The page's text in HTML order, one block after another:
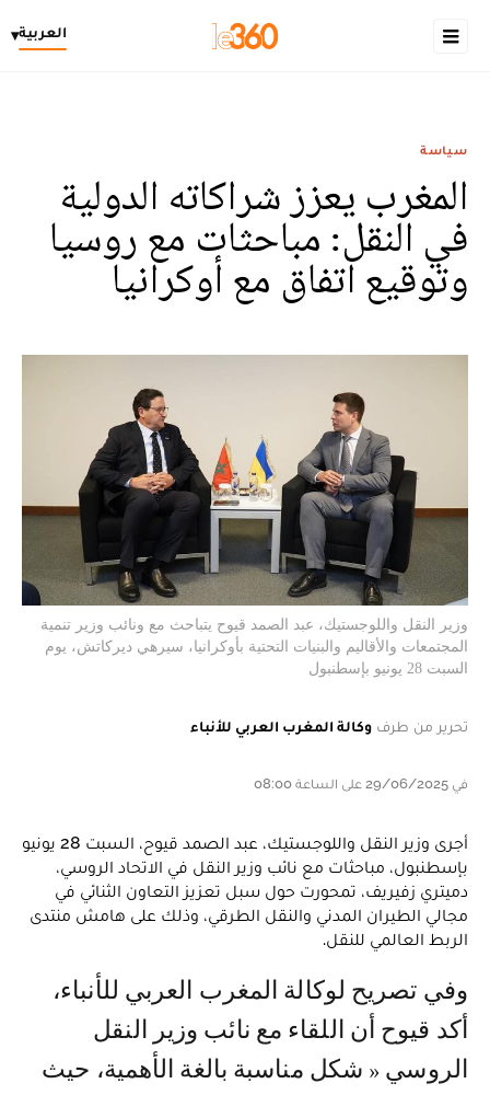
العربية▾
سياسة
المغرب يعزز شراكاته الدولية
في النقل: مباحثات مع روسيا
وتوقيع اتفاق مع أوكرانيا
وزير النقل واللوجستيك، عبد الصمد قيوح يتباحث مع ونائب وزير تنمية
المجتمعات والأقاليم والبنيات التحتية بأوكرانيا، سيرهي ديركاتش، يوم
السبت 28 يونيو بإسطنبول
تحرير من طرف وكالة المغرب العربي للأنباء
في 29/06/2025 على الساعة 08:00
أجرى وزير النقل واللوجستيك، عبد الصمد قيوح، السبت 28 يونيو
بإسطنبول، مباحثات مع نائب وزير النقل في الاتحاد الروسي،
دميتري زفيريف، تمحورت حول سبل تعزيز التعاون الثنائي في
مجالي الطيران المدني والنقل الطرقي، وذلك على هامش منتدى
الربط العالمي للنقل.
وفي تصريح لوكالة المغرب العربي للأنباء،
أكد قيوح أن اللقاء مع نائب وزير النقل
الروسي « شكل مناسبة بالغة الأهمية، حيث